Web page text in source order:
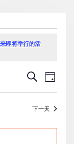
即将举行的活
活
动
搜
索
和
搜
事
件
视
导
天
下一天